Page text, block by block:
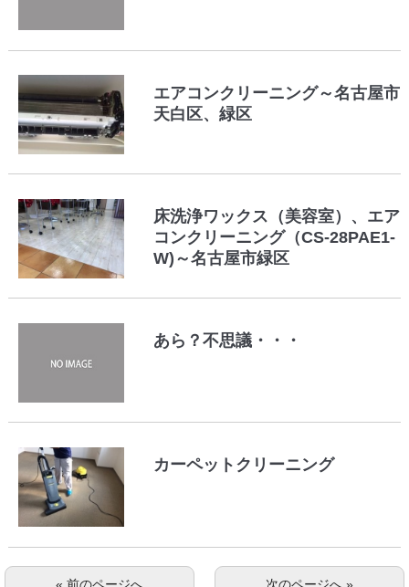
エアコンクリーニング～名古屋市
天白区、緑区
床洗浄ワックス（美容室）、エア
コンクリーニング（CS-28PAE1-
W)～名古屋市緑区
あら？不思議・・・
カーペットクリーニング
次のページへ »
« 前のページへ